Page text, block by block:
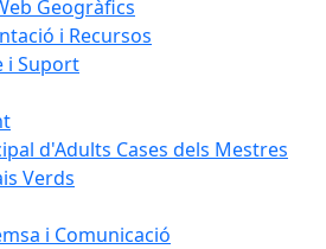
Geogràfics
i Recursos
i Suport
d'Adults Cases dels Mestres
Verds
i Comunicació